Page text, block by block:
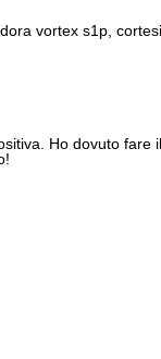
vortex s1p,
Ho dovuto